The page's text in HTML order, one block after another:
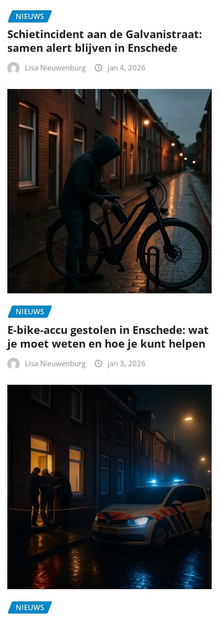
NIEUWS
Schietincident aan de Galvanistraat:
samen alert blijven in Enschede
Lisa Nieuwenburg jan 4, 2026
NIEUWS
E-bike-accu gestolen in Enschede: wat
je moet weten en hoe je kunt helpen
Lisa Nieuwenburg jan 3, 2026
NIEUWS